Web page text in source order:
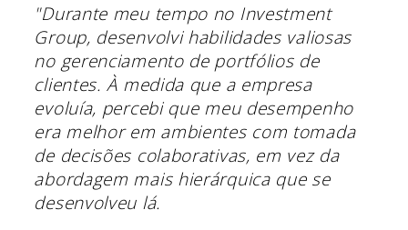
"Durante meu tempo no Investment
Group, desenvolvi habilidades valiosas
no gerenciamento de portfólios de
clientes. À medida que a empresa
evoluía, percebi que meu desempenho
era melhor em ambientes com tomada
de decisões colaborativas, em vez da
abordagem mais hierárquica que se
desenvolveu lá.